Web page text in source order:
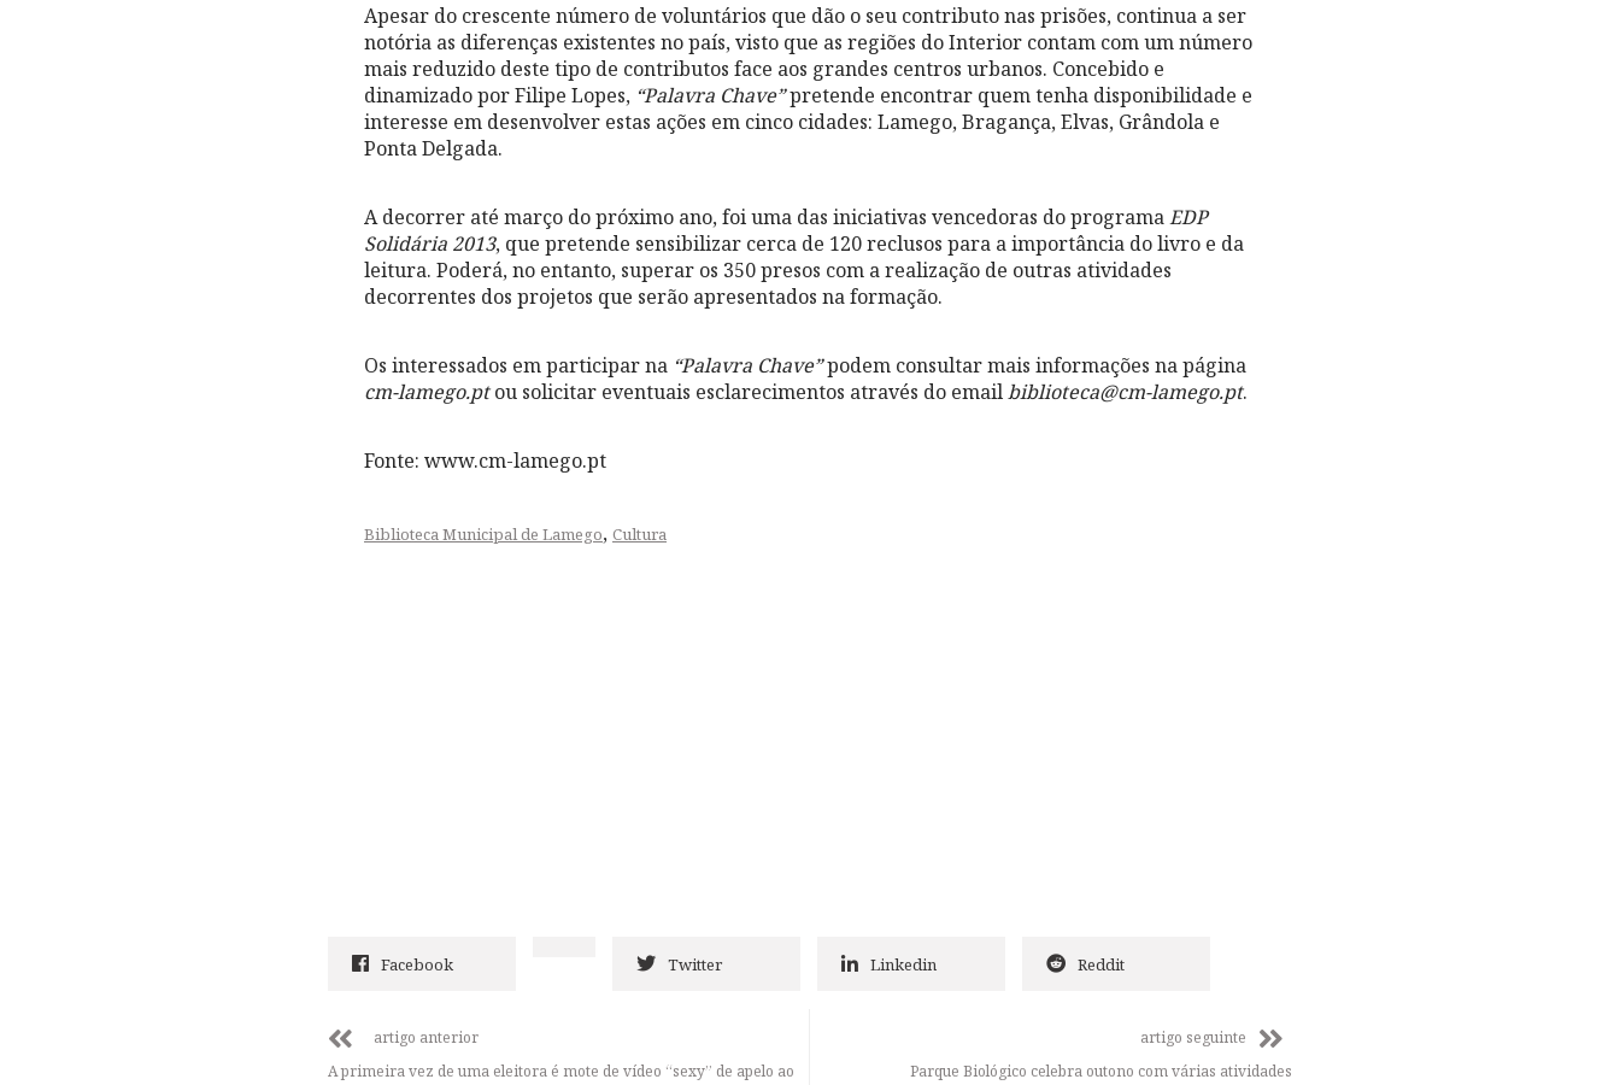
Apesar do crescente número de voluntários que dão o seu contributo nas prisões, continua a ser
notória as diferenças existentes no país, visto que as regiões do Interior contam com um número
mais reduzido deste tipo de contributos face aos grandes centros urbanos. Concebido e
dinamizado por Filipe Lopes, “Palavra Chave”pretende encontrar quem tenha disponibilidade e
interesse em desenvolver estas ações em cinco cidades: Lamego, Bragança, Elvas, Grândola e
Ponta Delgada.
A decorrer até março do próximo ano, foi uma das iniciativas vencedoras do programaEDP
Solidária 2013, que pretende sensibilizar cerca de 120 reclusos para a importância do livro e da
leitura. Poderá, no entanto, superar os 350 presos com a realização de outras atividades
decorrentes dos projetos que serão apresentados na formação.
Os interessados em participar na “Palavra Chave”podem consultar mais informações na página
cm-lamego.ptou solicitar eventuais esclarecimentos através do emailbiblioteca@cm-lamego.pt.
Fonte: www.cm-lamego.pt
Biblioteca Municipal de Lamego, Cultura
Facebook Twitter Linkedin Reddit
artigo anterior
A primeira vez de uma eleitora é mote de vídeo “sexy” de apelo ao
artigo seguinte
Parque Biológico celebra outono com várias atividades